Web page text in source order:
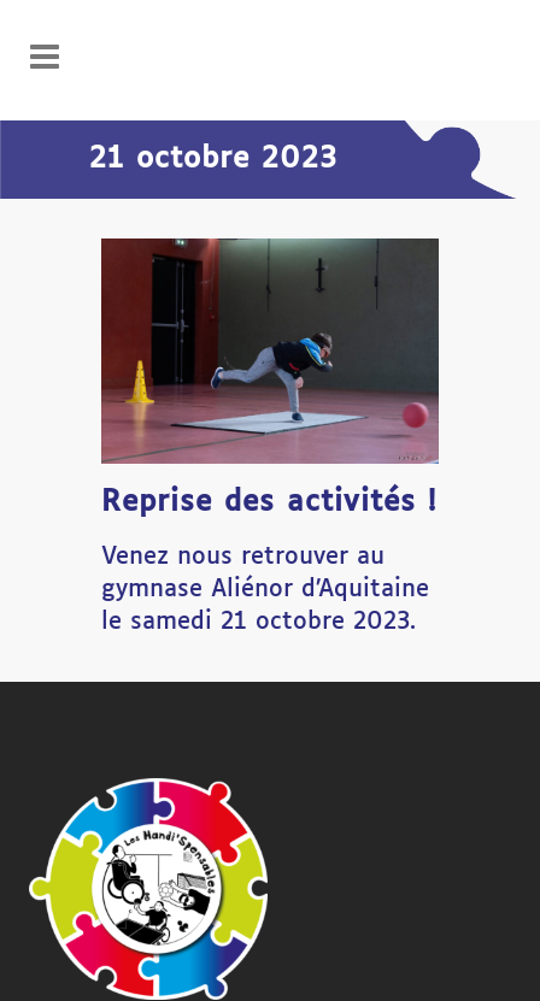
21 octobre 2023
Reprise des activités !
Venez nous retrouver au
gymnase Aliénor d’Aquitaine
le samedi 21 octobre 2023.